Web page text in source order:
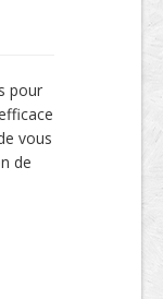
pour
vous
de